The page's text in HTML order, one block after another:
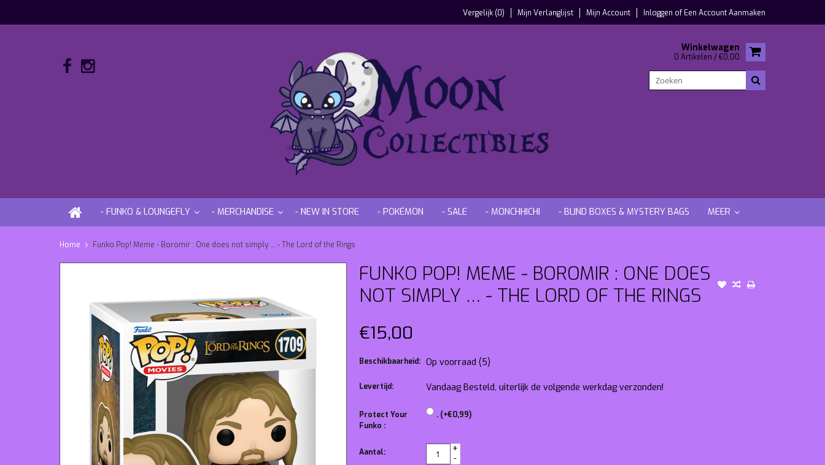
Vergelijk (0) Mijn Verlanglijst Mijn Account Inloggen ofEen Account Aanmaken
Winkelwagen
0 Artikelen / €0,00
- FUNKO & LOUNGEFLY - MERCHANDISE - NEW IN STORE - POKÉMON - SALE - MONCHHICHI - BLIND BOXES & MYSTERY BAGS MEER
Home Funko Pop! Meme - Boromir : One does not simply … - The Lord of the Rings
FUNKO POP! MEME - BOROMIR : ONE DOES
NOT SIMPLY … - THE LORD OF THE RINGS
€15,00
Beschikbaarheid: Op voorraad (5)
Levertijd: Vandaag Besteld, uiterlijk de volgende werkdag verzonden!
Protect Your
Funko :
. (+€0,99)
Aantal:
+
-